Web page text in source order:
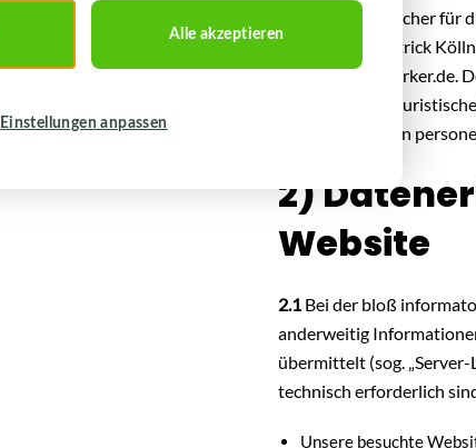
Alle akzeptieren
Einstellungen anpassen
Verantwortlicher für
(DSGVO) ist Patrick
Mail: info@mworker.de.
natürliche oder
Verarbeitung von
2)
Website
2.1 Bei der bloß
anderweitig
übermittelt (sog.
technisch erforderlich
Unsere besuchte